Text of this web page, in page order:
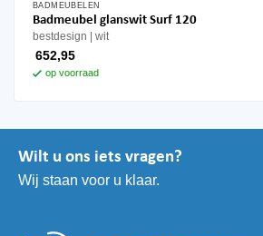
BADMEUBELEN
Badmeubel glanswit Surf 120
bestdesign wit
652,95
op voorraad
Wilt u ons iets vragen?
Wij staan voor u klaar.